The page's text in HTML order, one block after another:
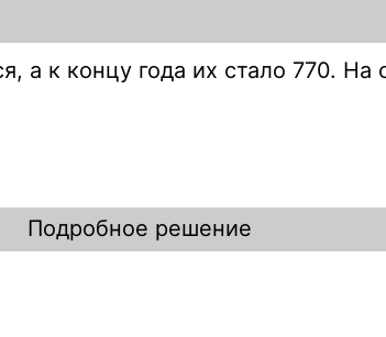
а к концу года их стало 770. На
Подробное решение